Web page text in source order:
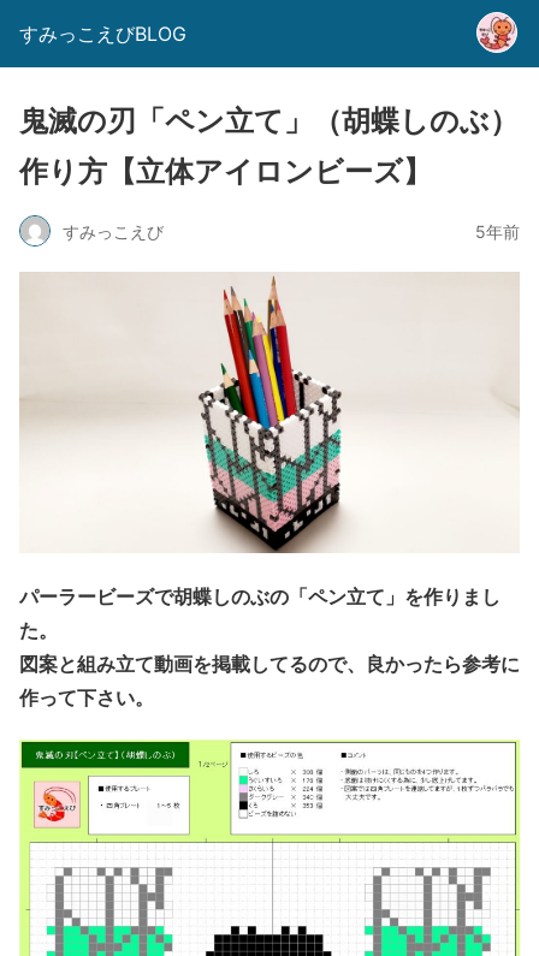
すみっこえびBLOG
鬼滅の刃「ペン立て」（胡蝶しのぶ）
作り方【立体アイロンビーズ】
すみっこえび 5年前
パーラービーズで胡蝶しのぶの「ペン立て」を作りまし
た。
図案と組み立て動画を掲載してるので、良かったら参考に
作って下さい。